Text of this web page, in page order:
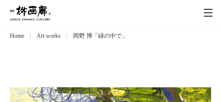
Exhibitions
Home Art works 岡野 博「緑の中で」